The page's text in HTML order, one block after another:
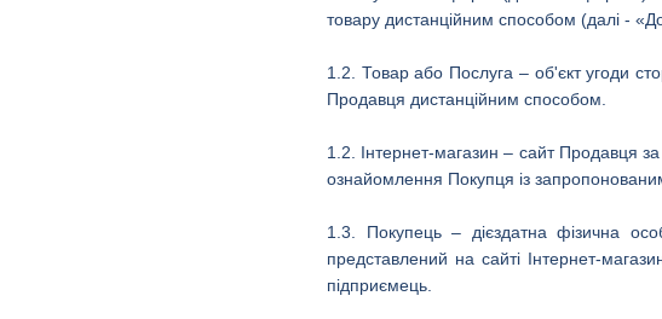
товару дистанційним способом (далі -
1.2. Товар або Послуга – об'єкт угоди
Продавця дистанційним способом.
1.2. Інтернет-магазин – сайт Продавця
ознайомлення Покупця із
1.3. Покупець – дієздатна фізична
представлений на сайті Інтернет-
підприємець.